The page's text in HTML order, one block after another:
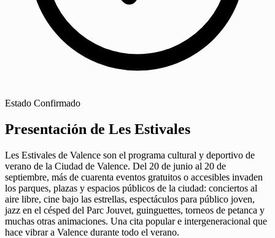
Estado Confirmado
Presentación de Les Estivales
Les Estivales de Valence son el programa cultural y deportivo de
verano de la Ciudad de Valence. Del 20 de junio al 20 de
septiembre, más de cuarenta eventos gratuitos o accesibles invaden
los parques, plazas y espacios públicos de la ciudad: conciertos al
aire libre, cine bajo las estrellas, espectáculos para público joven,
jazz en el césped del Parc Jouvet, guinguettes, torneos de petanca y
muchas otras animaciones. Una cita popular e intergeneracional que
hace vibrar a Valence durante todo el verano.